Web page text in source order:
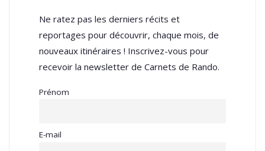
Ne ratez pas les derniers récits et
reportages pour découvrir, chaque mois, de
nouveaux itinéraires ! Inscrivez-vous pour
recevoir la newsletter de Carnets de Rando.
Prénom
E-mail